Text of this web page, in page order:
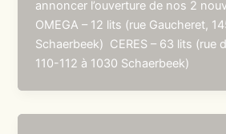
annoncer l’ouverture de nos 2
OMEGA – 12 lits (rue Gaucheret,
Schaerbeek) CERES – 63 lits (rue
110-112 à 1030 Schaerbeek)